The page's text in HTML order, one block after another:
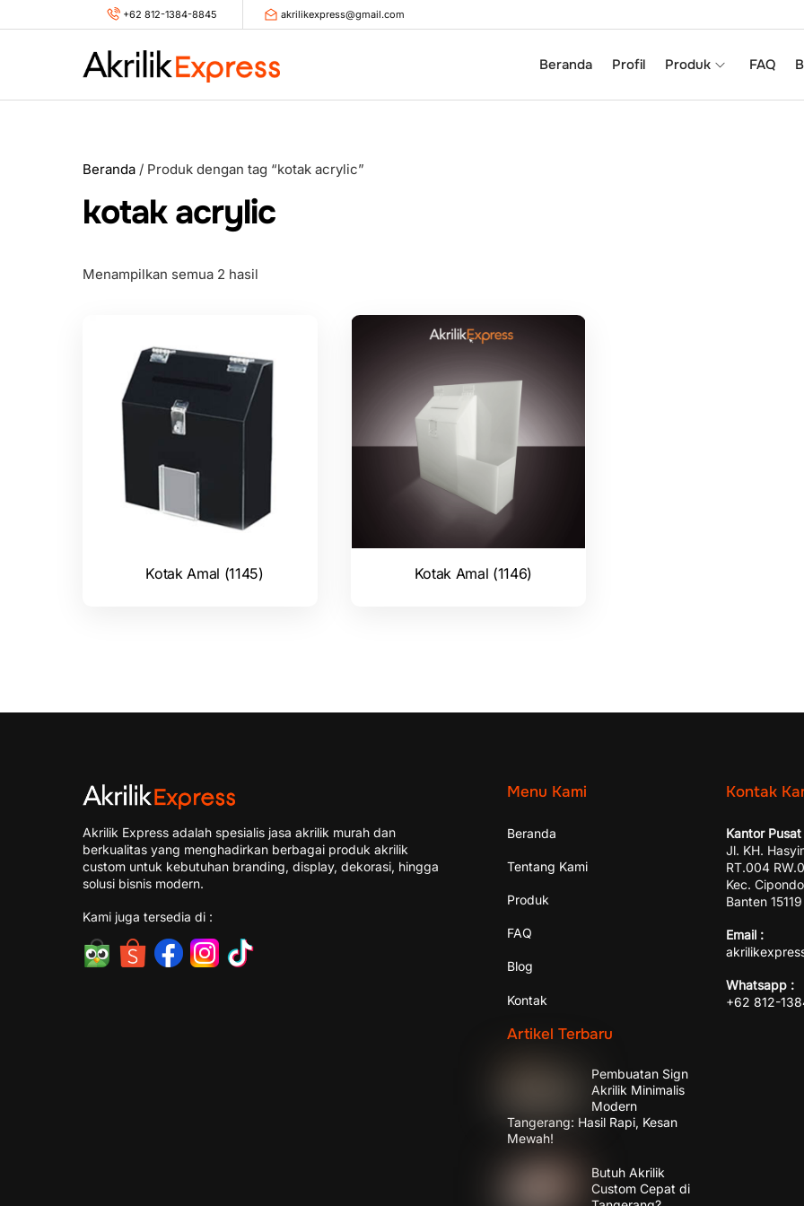
to
+62 812-1384-8845 akrilikexpress@gmail.com
Beranda Profil Produk FAQ
Beranda / Produk dengan tag “kotak acrylic”
kotak acrylic
Menampilkan semua 2 hasil
Kotak Amal (1145) Kotak Amal (1146)
Akrilik Express adalah spesialis jasa akrilik murah dan
berkualitas yang menghadirkan berbagai produk akrilik
custom untuk kebutuhan branding, display, dekorasi, hingga
solusi bisnis modern.
Kami juga tersedia di :
Menu Kami
Beranda
Tentang Kami
Produk
FAQ
Blog
Kontak
Kontak
Kantor Pusat
Jl. KH.
RT.004
Kec.
Banten 15119
Email :
Whatsapp :
+62 812-
Artikel Terbaru
Pembuatan Sign
Akrilik Minimalis
Modern
Tangerang: Hasil Rapi, Kesan
Mewah!
Butuh Akrilik
Custom Cepat di